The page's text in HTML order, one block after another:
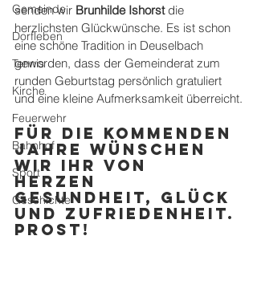
Gemeinde
Dorfleben
Tennis
Kirche
Feuerwehr
Bahnhof
Sport
Geschichte
senden wir Brunhilde Ishorst die
herzlichsten Glückwünsche. Es ist schon
eine schöne Tradition in Deuselbach
geworden, dass der Gemeinderat zum
runden Geburtstag persönlich gratuliert
und eine kleine Aufmerksamkeit überreicht.
Für die kommenden
Jahre wünschen
wir Ihr von
Herzen
Gesundheit, Glück
und Zufriedenheit.
Prost!